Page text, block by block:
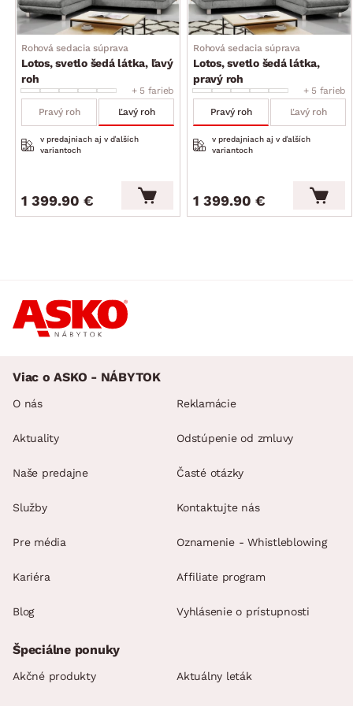
Rohová sedacia súprava
Lotos, svetlo šedá látka, ľavý
roh
+ 5 farieb
Pravý roh
Ľavý roh
v predajniach aj v ďalších
variantoch
1 399.90 €
Rohová sedacia súprava
Lotos, svetlo šedá látka,
pravý roh
+ 5 farieb
Pravý roh
Ľavý roh
v predajniach aj v ďalších
variantoch
1 399.90 €
Viac o ASKO - NÁBYTOK
O nás
Aktuality
Naše predajne
Služby
Pre média
Kariéra
Blog
Reklamácie
Odstúpenie od zmluvy
Časté otázky
Kontaktujte nás
Oznamenie - Whistleblowing
Affiliate program
Vyhlásenie o prístupnosti
Špeciálne ponuky
Akčné produkty Aktuálny leták